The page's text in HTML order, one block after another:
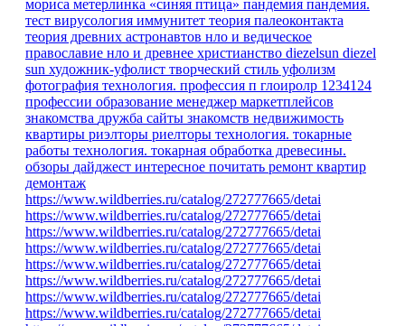
мориса метерлинка «синяя птица» пандемия пандемия.
тест вирусология иммунитет теория палеоконтакта
теория древних астронавтов нло и ведическое
православие нло и древнее христианство diezelsun diezel
sun художник-уфолист творческий стиль уфолизм
фотография технология. профессия п глоиролр 1234124
профессии образование менеджер маркетплейсов
знакомства дружба сайты знакомств недвижимость
квартиры риэлторы риелторы технология. токарные
работы технология. токарная обработка древесины.
обзоры дайджест интересное почитать ремонт квартир
демонтаж
https://www.wildberries.ru/catalog/272777665/detai
https://www.wildberries.ru/catalog/272777665/detai
https://www.wildberries.ru/catalog/272777665/detai
https://www.wildberries.ru/catalog/272777665/detai
https://www.wildberries.ru/catalog/272777665/detai
https://www.wildberries.ru/catalog/272777665/detai
https://www.wildberries.ru/catalog/272777665/detai
https://www.wildberries.ru/catalog/272777665/detai